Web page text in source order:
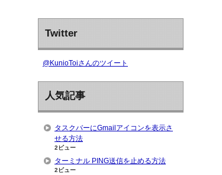
Twitter
@KunioToiさんのツイート
人気記事
タスクバーにGmailアイコンを表示さ
せる方法
2ビュー
ターミナル PING送信を止める方法
2ビュー